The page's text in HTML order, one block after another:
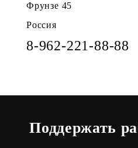
Фрунзе 45
Россия
8-962-221-88-88
Поддержать